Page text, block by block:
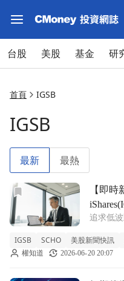
台股 美股 基金 研
首頁 IGSB
IGSB
最新 最熱
前往【即時新聞】短期債
【即
這檔受
追求低
短期債
iShares
IGSB SCHO 美股新聞快訊
權知道 2026-06-20 20:07